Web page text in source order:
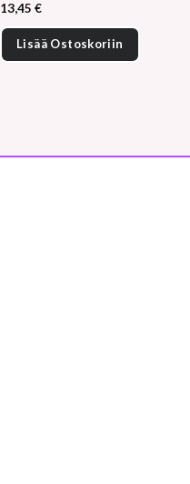
13,45€
Lisää Ostoskoriin